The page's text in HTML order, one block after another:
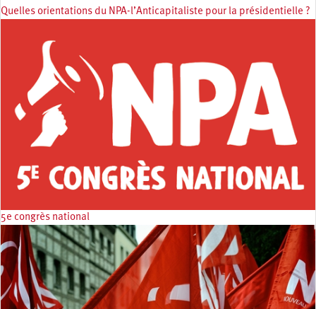
Quelles orientations du NPA-l’Anticapitaliste pour la présidentielle ?
5e congrès national